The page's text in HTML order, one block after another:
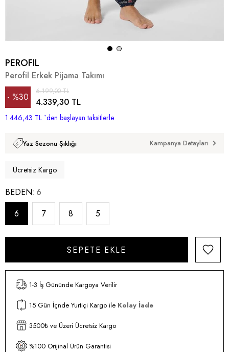
PEROFIL
Perofil Erkek Pijama Takımı
%30
İndirim
6.199,00 TL
4.339,30 TL
1.446,43 TL `den başlayan taksitlerle
Yaz Sezonu Şıklığı Kampanya Detayları
Ücretsiz Kargo
BEDEN 6
6
7 8 5
1-3 İş Gününde Kargoya Verilir
15 Gün İçnde Yurtiçi Kargo ile Kolay İade
3500₺ ve Üzeri Ücretsiz Kargo
%100 Orijinal Ürün Garantisi